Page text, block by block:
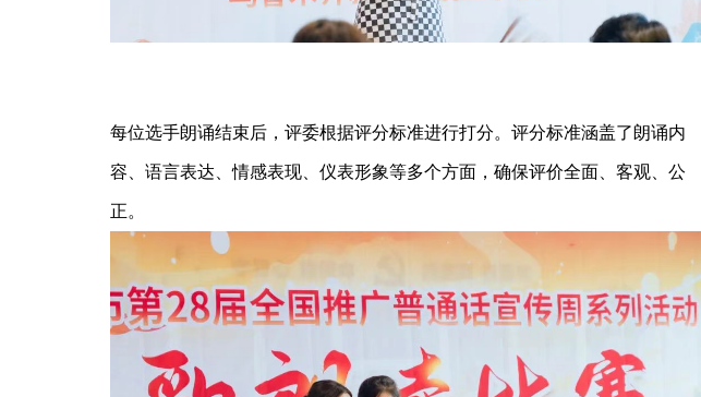
每位选手朗诵结束后，评委根据评分标准进行打分。评分标准涵盖了朗诵内
容、语言表达、情感表现、仪表形象等多个方面，确保评价全面、客观、公
正。